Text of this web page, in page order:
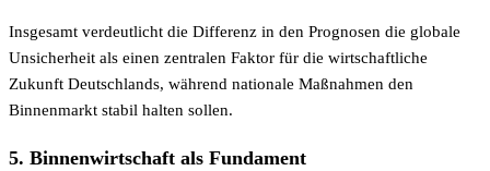
Insgesamt verdeutlicht die Differenz in den Prognosen die globale
Unsicherheit als einen zentralen Faktor für die wirtschaftliche
Zukunft Deutschlands, während nationale Maßnahmen den
Binnenmarkt stabil halten sollen.
5. Binnenwirtschaft als Fundament